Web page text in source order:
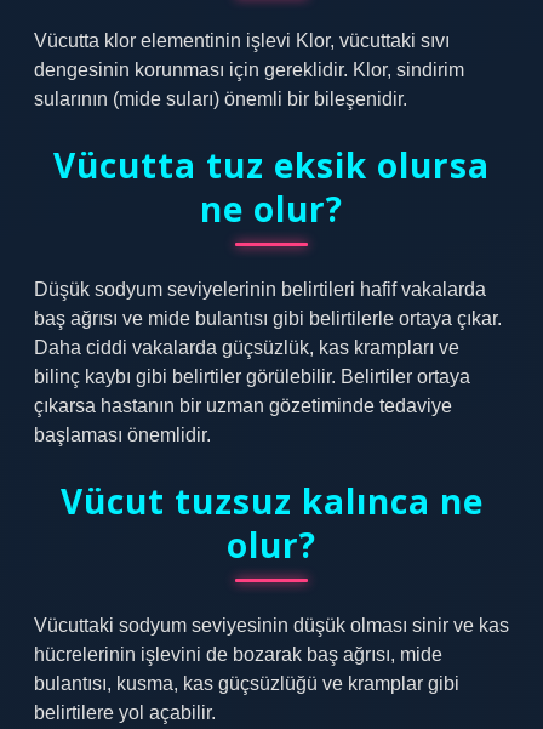
Vücutta klor elementinin işlevi Klor, vücuttaki sıvı
dengesinin korunması için gereklidir. Klor, sindirim
sularının (mide suları) önemli bir bileşenidir.
Vücutta tuz eksik olursa
ne olur?
Düşük sodyum seviyelerinin belirtileri hafif vakalarda
baş ağrısı ve mide bulantısı gibi belirtilerle ortaya çıkar.
Daha ciddi vakalarda güçsüzlük, kas krampları ve
bilinç kaybı gibi belirtiler görülebilir. Belirtiler ortaya
çıkarsa hastanın bir uzman gözetiminde tedaviye
başlaması önemlidir.
Vücut tuzsuz kalınca ne
olur?
Vücuttaki sodyum seviyesinin düşük olması sinir ve kas
hücrelerinin işlevini de bozarak baş ağrısı, mide
bulantısı, kusma, kas güçsüzlüğü ve kramplar gibi
belirtilere yol açabilir.